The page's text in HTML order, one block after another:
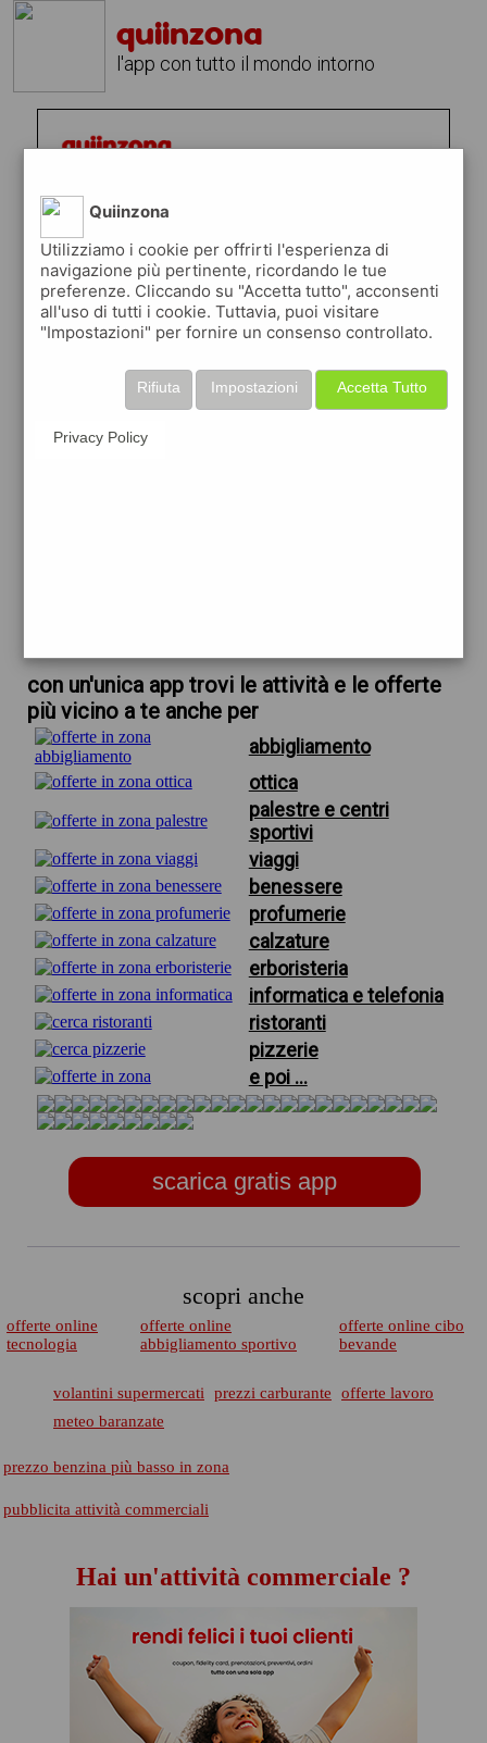
quiinzona
l'app con tutto il mondo intorno
con un'unica app trovi le attività e le offerte
più vicino a te anche per
abbigliamento
ottica
palestre e centri
sportivi
viaggi
benessere
profumerie
calzature
erboristeria
informatica e telefonia
ristoranti
pizzerie
e poi ...
scarica gratis app
scopri anche
offerte online
tecnologia
offerte online
abbigliamento sportivo
offerte online cibo
bevande
volantini supermercati prezzi carburante
offerte lavoro
meteo baranzate
prezzo benzina più basso in zona
pubblicita attività commerciali
Hai un'attività commerciale ?
Quiinzona
Utilizziamo i cookie per offrirti l'esperienza di
navigazione più pertinente, ricordando le tue
preferenze. Cliccando su "Accetta tutto", acconsenti
all'uso di tutti i cookie. Tuttavia, puoi visitare
"Impostazioni" per fornire un consenso controllato.
Accetta Tutto
Impostazioni
Rifiuta
Privacy Policy